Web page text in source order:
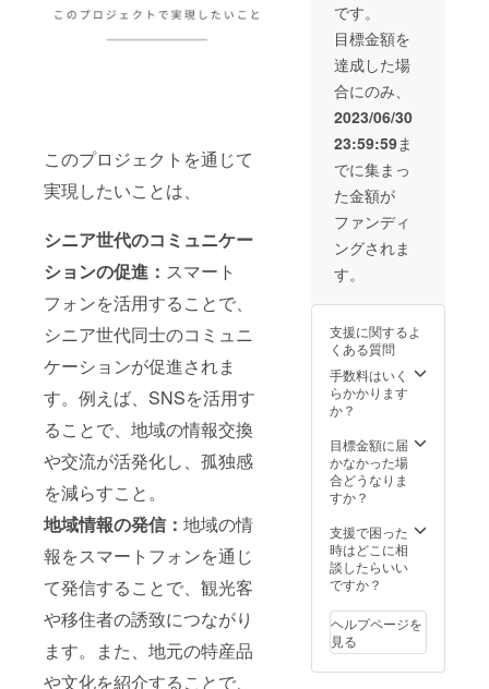
このプロジェクトを通じて
実現したいことは、
シニア世代のコミュニケー
ションの促進 ： スマート
フォンを活用することで、
シニア世代同士のコミュニ
ケーションが促進されま
す。例えば、SNSを活用す
ることで、地域の情報交換
や交流が活発化し、孤独感
を減らすこと。
地域情報の発信： 地域の情
報をスマートフォンを通じ
て発信することで、観光客
や移住者の誘致につながり
ます。また、地元の特産品
や文化を紹介することで、
す。
（オン
ライン
のみ）
★HP支
援者様
名、企
業様名
または
企業ロ
ゴ、バ
ナー掲
載（サ
500px
の支援
者様一
年間の
掲載 ※
ず備考
欄に掲
載を希
前をご
記入く
ださ
い。ま
業ロ
ゴ、バ
ナー画
像は
㎝で
す。男
性Lサイ
ズ。カ
ラー
は、オ
フホワ
イトで
す。 ★
スマホ
のご相
談受
付：6ヶ
または
対応、
必要に
応じて
伺いま
ライン
のみ）
★HP支
業様名
または
企業ロ
ゴ、バ
載（サ
イズ
500px×
500px
ジナル
薄手
コット
ンバッ
グ20枚
（本体
／約
W36×H
37×D11
持ち手
／約
2.5×4、
コット
ング 生
み：
シーチ
ン、カ
ラーは
す） ★
オリジ
ナルT
（綿
100％)
サイズ
は、身
身幅53
㎝で
す。男
性Lサイ
です。
目標金額を
達成した場
合にのみ、
2023/06/30
23:59:59ま
でに集まっ
た金額が
ファンディ
ングされま
す。
支援に関するよ
くある質問
手数料はいく
らかかります
か？
目標金額に届
かなかった場
合どうなりま
すか？
支援で困った
時はどこに相
談したらいい
ですか？
ヘルプページを
見る